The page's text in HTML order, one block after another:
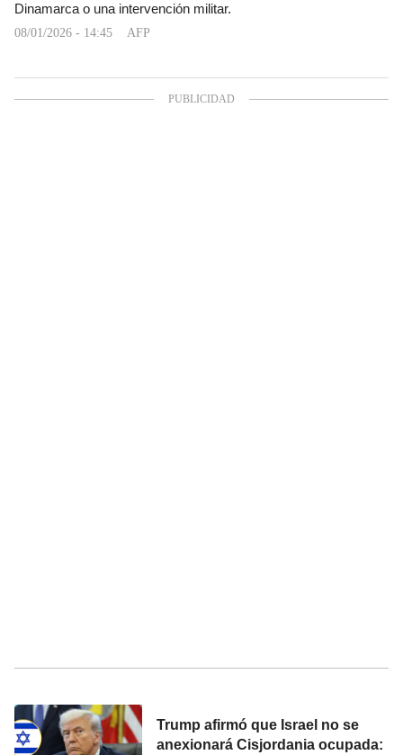
Dinamarca o una intervención militar.
08/01/2026 - 14:45 AFP
Trump afirmó que Israel no se
anexionará Cisjordania ocupada: